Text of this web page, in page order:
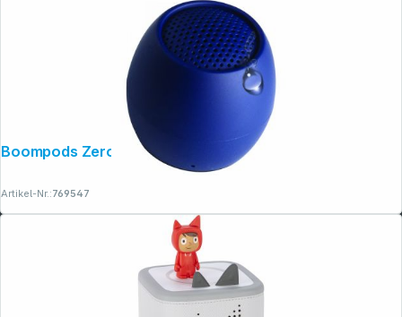
Boompods Zero Navy Blue
Artikel-Nr.:769547
Folgen Sie uns auf